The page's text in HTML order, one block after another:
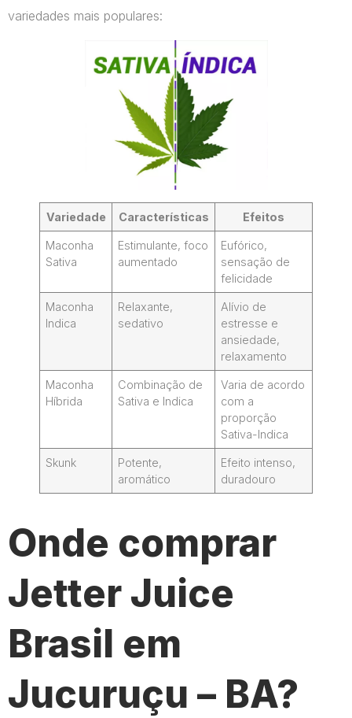
variedades mais populares:
Variedade Características Efeitos
Maconha
Sativa
Estimulante, foco
aumentado
Eufórico,
sensação de
felicidade
Maconha
Indica
Relaxante,
sedativo
Alívio de
estresse e
ansiedade,
relaxamento
Maconha
Híbrida
Combinação de
Sativa e Indica
Varia de acordo
com a
proporção
Sativa-Indica
Skunk
Potente,
aromático
Efeito intenso,
duradouro
Onde comprar
Jetter Juice
Brasil em
Jucuruçu – BA?